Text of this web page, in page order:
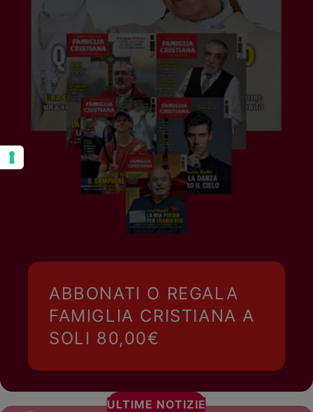
ABBONATI O REGALA
FAMIGLIA CRISTIANA A
SOLI 80,00€
ULTIME NOTIZIE